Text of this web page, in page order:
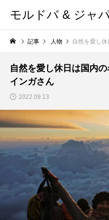
モルドバ & ジャ
記事 人物 自然を愛し休日
自然を愛し休日は国内
インガさん
2022.09.13